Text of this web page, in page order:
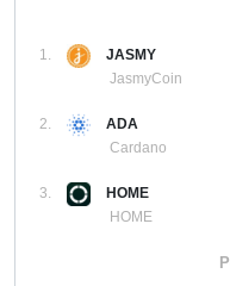
1.
JASMY
JasmyCoin
2.
ADA
Cardano
3.
HOME
HOME